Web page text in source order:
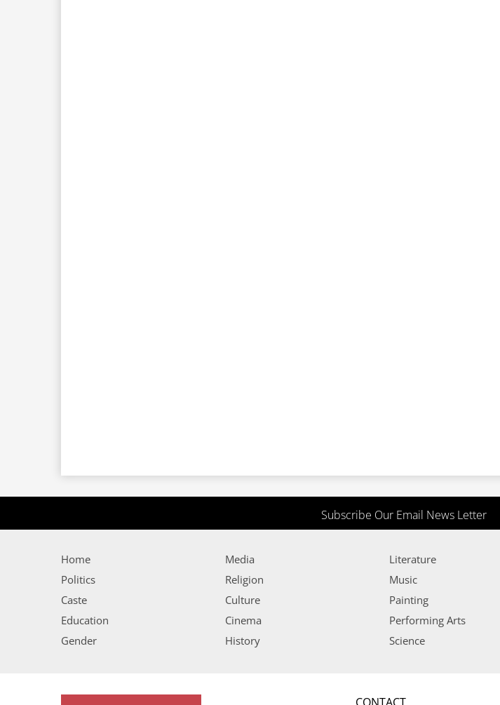
Subscribe Our Email News Letter
Home
Politics
Caste
Education
Gender
Media
Religion
Culture
Cinema
History
Literature
Music
Painting
Performing Arts
Science